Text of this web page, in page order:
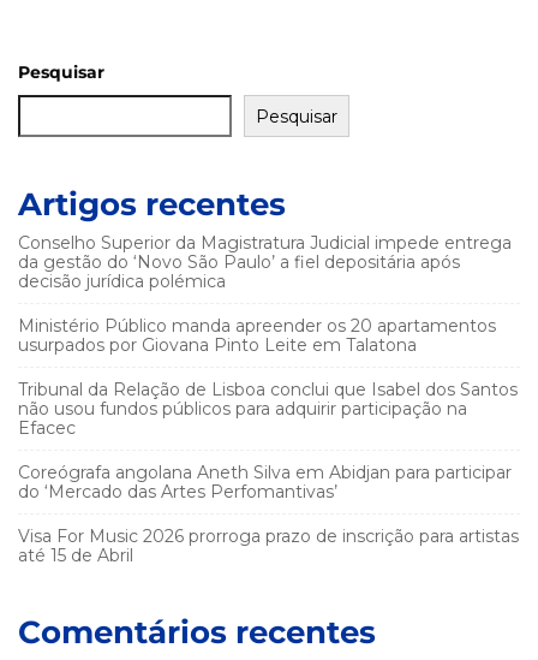
Pesquisar
Pesquisar
Artigos recentes
Conselho Superior da Magistratura Judicial impede entrega
da gestão do ‘Novo São Paulo’ a fiel depositária após
decisão jurídica polémica
Ministério Público manda apreender os 20 apartamentos
usurpados por Giovana Pinto Leite em Talatona
Tribunal da Relação de Lisboa conclui que Isabel dos Santos
não usou fundos públicos para adquirir participação na
Efacec
Coreógrafa angolana Aneth Silva em Abidjan para participar
do ‘Mercado das Artes Perfomantivas’
Visa For Music 2026 prorroga prazo de inscrição para artistas
até 15 de Abril
Comentários recentes